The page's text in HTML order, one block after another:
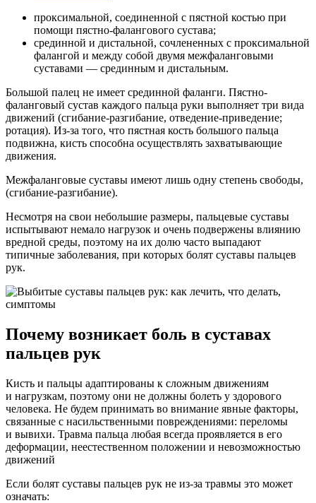
проксимальной, соединенной с пястной костью при
помощи пястно-фалангового сустава;
срединной и дистальной, сочлененных с проксимальной
фалангой и между собой двумя межфаланговыми
суставами — срединным и дистальным.
Большой палец не имеет срединной фаланги. Пястно-
фаланговый сустав каждого пальца руки выполняет три вида
движений (сгибание-разгибание, отведение-приведение;
ротация). Из-за того, что пястная кость большого пальца
подвижна, кисть способна осуществлять захватывающие
движения.
Межфаланговые суставы имеют лишь одну степень свободы,
(сгибание-разгибание).
Несмотря на свои небольшие размеры, пальцевые суставы
испытывают немало нагрузок и очень подвержены влиянию
вредной среды, поэтому на их долю часто выпадают
типичные заболевания, при которых болят суставы пальцев
рук.
Почему возникает боль в суставах
пальцев рук
Кисть и пальцы адаптированы к сложным движениям
и нагрузкам, поэтому они не должны болеть у здорового
человека. Не будем принимать во внимание явные факторы,
связанные с насильственными повреждениями: переломы
и вывихи. Травма пальца любая всегда проявляется в его
деформации, неестественном положении и невозможностью
движений
Если болят суставы пальцев рук не из-за травмы это может
означать: